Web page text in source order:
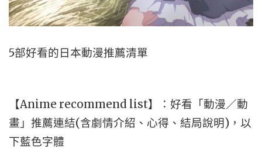
5部好看的日本動漫推薦清單
【Anime recommend list】：好看「動漫／動
畫」推薦連結(含劇情介紹、心得、結局說明)，以
下藍色字體